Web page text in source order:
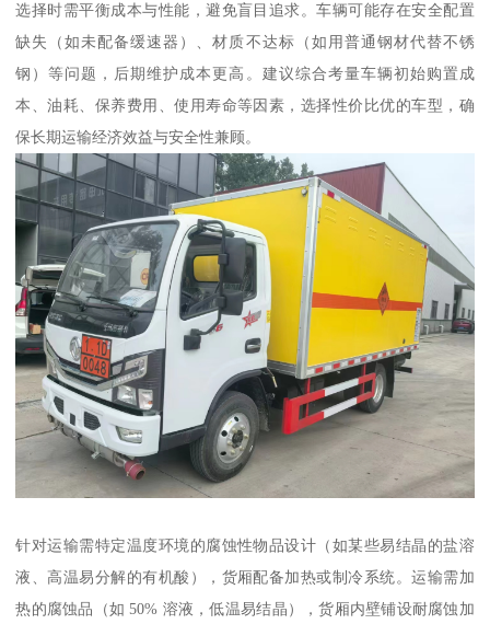
选择时需平衡成本与性能，避免盲目追求。车辆可能存在安全配置
缺失（如未配备缓速器）、材质不达标（如用普通钢材代替不锈
钢）等问题，后期维护成本更高。建议综合考量车辆初始购置成
本、油耗、保养费用、使用寿命等因素，选择性价比优的车型，确
保长期运输经济效益与安全性兼顾。​
针对运输需特定温度环境的腐蚀性物品设计（如某些易结晶的盐溶
液、高温易分解的有机酸），货厢配备加热或制冷系统。运输需加
热的腐蚀品（如 50% 溶液，低温易结晶），货厢内壁铺设耐腐蚀加